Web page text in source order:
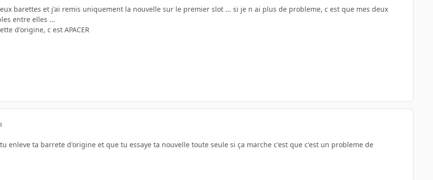
barettes et j'ai remis uniquement la nouvelle sur le premier slot ... si je n ai plus de probleme, c est que mes deux
entre elles ...
d'origine, c est APACER
enleve ta barrete d'origine et que tu essaye ta nouvelle toute seule si ça marche c'est que c'est un probleme de